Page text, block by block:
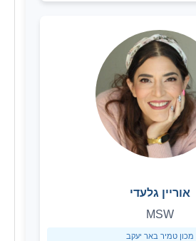
אוריין גלעדי
MSW
מכון טמיר באר יעקב